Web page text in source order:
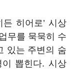
히어로’ 시상
무를 묵묵히 수
있는 주변의 숨
뽑힌다. 시상